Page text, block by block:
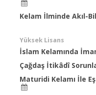
Kelam İlminde Akıl-
Yüksek Lisans
İslam Kelamında
Çağdaş İtikâdî
Maturidi Kelamı İle